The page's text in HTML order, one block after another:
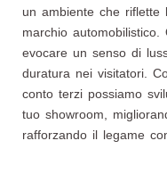
un ambiente che riflette
marchio
evocare un senso di
duratura nei visitatori.
conto terzi possiamo
tuo showroom,
rafforzando il legame